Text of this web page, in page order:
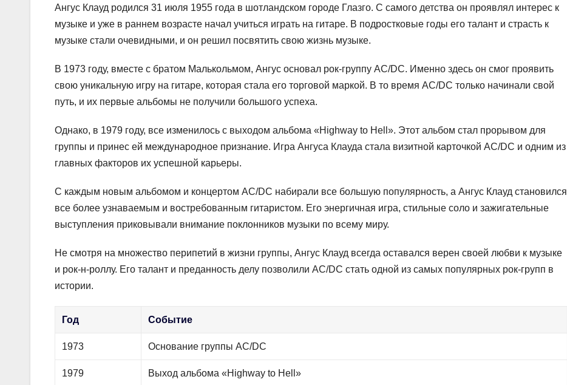
Ангус Клауд родился 31 июля 1955 года в шотландском городе Глазго. С самого детства он проявлял интерес к
музыке и уже в раннем возрасте начал учиться играть на гитаре. В подростковые годы его талант и страсть к
музыке стали очевидными, и он решил посвятить свою жизнь музыке.
В 1973 году, вместе с братом Малькольмом, Ангус основал рок-группу AC/DC. Именно здесь он смог проявить
свою уникальную игру на гитаре, которая стала его торговой маркой. В то время AC/DC только начинали свой
путь, и их первые альбомы не получили большого успеха.
Однако, в 1979 году, все изменилось с выходом альбома «Highway to Hell». Этот альбом стал прорывом для
группы и принес ей международное признание. Игра Ангуса Клауда стала визитной карточкой AC/DC и одним из
главных факторов их успешной карьеры.
С каждым новым альбомом и концертом AC/DC набирали все большую популярность, а Ангус Клауд становился
все более узнаваемым и востребованным гитаристом. Его энергичная игра, стильные соло и зажигательные
выступления приковывали внимание поклонников музыки по всему миру.
Не смотря на множество перипетий в жизни группы, Ангус Клауд всегда оставался верен своей любви к музыке
и рок-н-роллу. Его талант и преданность делу позволили AC/DC стать одной из самых популярных рок-групп в
истории.
Год Событие
1973 Основание группы AC/DC
1979 Выход альбома «Highway to Hell»